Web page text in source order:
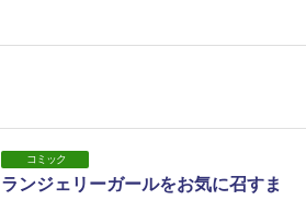
コミック
ランジェリーガールをお気に召すま